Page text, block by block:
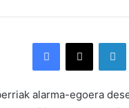
alarma-egoera